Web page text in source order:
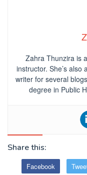
Zahra Thunzira is
instructor. She’s
writer for several
degree in Public
Share this:
Facebook